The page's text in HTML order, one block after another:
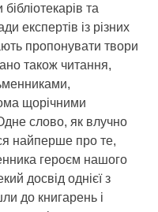
та
експертів із різних
пропонувати твори
також читання,
щорічними
слово, як влучно
найперше про те,
героєм нашого
досвід однієї з
до книгарень і